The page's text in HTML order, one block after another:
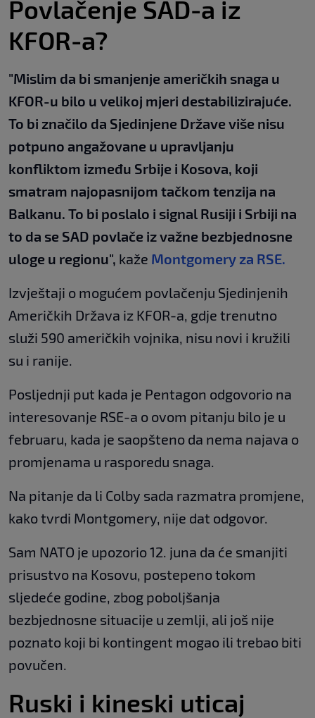
Povlačenje SAD-a iz
KFOR-a?
"Mislim da bi smanjenje američkih snaga u
KFOR-u bilo u velikoj mjeri destabilizirajuće.
To bi značilo da Sjedinjene Države više nisu
potpuno angažovane u upravljanju
konfliktom između Srbije i Kosova, koji
smatram najopasnijom tačkom tenzija na
Balkanu. To bi poslalo i signal Rusiji i Srbiji na
to da se SAD povlače iz važne bezbjednosne
uloge u regionu", kaže Montgomery za RSE.
Izvještaji o mogućem povlačenju Sjedinjenih
Američkih Država iz KFOR-a, gdje trenutno
služi 590 američkih vojnika, nisu novi i kružili
su i ranije.
Posljednji put kada je Pentagon odgovorio na
interesovanje RSE-a o ovom pitanju bilo je u
februaru, kada je saopšteno da nema najava o
promjenama u rasporedu snaga.
Na pitanje da li Colby sada razmatra promjene,
kako tvrdi Montgomery, nije dat odgovor.
Sam NATO je upozorio 12. juna da će smanjiti
prisustvo na Kosovu, postepeno tokom
sljedeće godine, zbog poboljšanja
bezbjednosne situacije u zemlji, ali još nije
poznato koji bi kontingent mogao ili trebao biti
povučen.
Ruski i kineski uticaj